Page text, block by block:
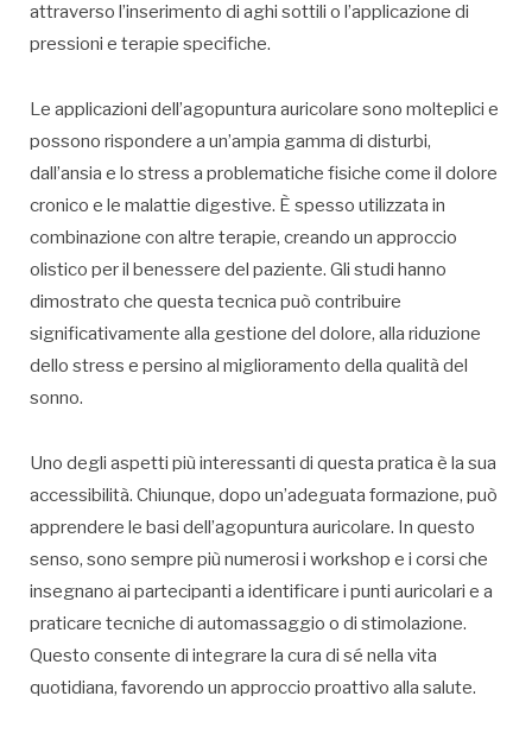
attraverso l’inserimento di aghi sottili o l’applicazione di
pressioni e terapie specifiche.
Le applicazioni dell’agopuntura auricolare sono molteplici e
possono rispondere a un’ampia gamma di disturbi,
dall’ansia e lo stress a problematiche fisiche come il dolore
cronico e le malattie digestive. È spesso utilizzata in
combinazione con altre terapie, creando un approccio
olistico per il benessere del paziente. Gli studi hanno
dimostrato che questa tecnica può contribuire
significativamente alla gestione del dolore, alla riduzione
dello stress e persino al miglioramento della qualità del
sonno.
Uno degli aspetti più interessanti di questa pratica è la sua
accessibilità. Chiunque, dopo un’adeguata formazione, può
apprendere le basi dell’agopuntura auricolare. In questo
senso, sono sempre più numerosi i workshop e i corsi che
insegnano ai partecipanti a identificare i punti auricolari e a
praticare tecniche di automassaggio o di stimolazione.
Questo consente di integrare la cura di sé nella vita
quotidiana, favorendo un approccio proattivo alla salute.